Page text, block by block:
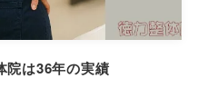
院は36年の実績